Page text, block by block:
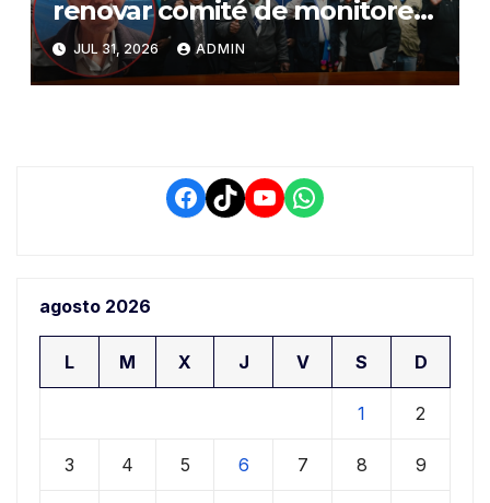
renovar comité de monitoreo
del PIAA por presuntos
conflictos de interés y
retrasos
JUL 31, 2026 ADMIN
Facebook
TikTokYouTube
WhatsApp
agosto 2026
L M X J V S D
1 2
3 4 5 6 7 8 9